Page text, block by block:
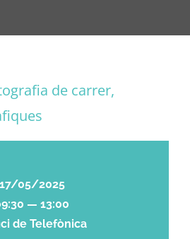
de carrer,
17/05/2025
— 13:00
de Telefònica